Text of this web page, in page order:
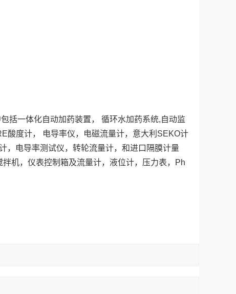
括一体化自动加药装置， 循环水加药系统,自动监
酸度计， 电导率仪，电磁流量计，意大利SEKO计
，电导率测试仪，转轮流量计，和进口隔膜计量
机，仪表控制箱及流量计，液位计，压力表，Ph